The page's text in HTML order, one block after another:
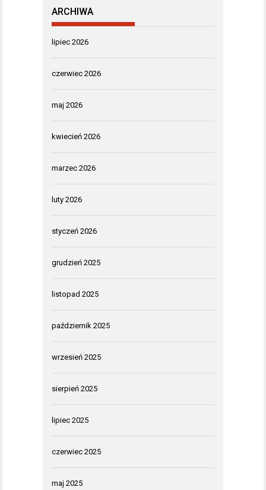
ARCHIWA
lipiec 2026
czerwiec 2026
maj 2026
kwiecień 2026
marzec 2026
luty 2026
styczeń 2026
grudzień 2025
listopad 2025
październik 2025
wrzesień 2025
sierpień 2025
lipiec 2025
czerwiec 2025
maj 2025